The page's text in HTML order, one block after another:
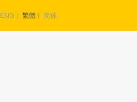
ENG | 繁體 | 简体